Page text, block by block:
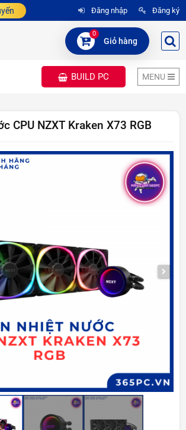
Đăng nhập Đăng ký
0
Giỏ hàng
MENU
BUILD PC
CPU NZXT Kraken X73 RGB